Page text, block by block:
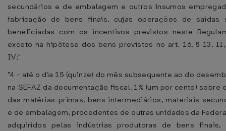
secundários e de embalagem e outros insumos
fabricação de bens finais, cujas operações de saídas
beneficiadas com os incentivos previstos neste
exceto na hipótese dos bens previstos no art. 16, § 13,
IV;"
"4 - até o dia 15 (quinze) do mês subsequente ao do
na SEFAZ da documentação fiscal, 1% (um por cento) sobre
das matérias-primas, bens intermediários, materiais
e de embalagem, procedentes de outras unidades da
adquiridos pelas indústrias produtoras de bens finais,